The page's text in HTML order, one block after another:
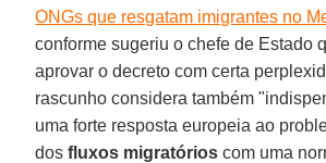
ONGs que resgatam imigrantes no
conforme sugeriu o chefe de Estado
aprovar o decreto com certa
rascunho considera também
uma forte resposta europeia ao
dosfluxos migratórios com uma